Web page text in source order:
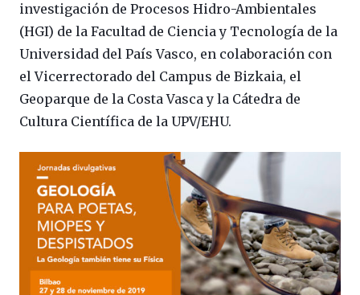
investigación de Procesos Hidro-Ambientales
(HGI) de la Facultad de Ciencia y Tecnología de la
Universidad del País Vasco, en colaboración con
el Vicerrectorado del Campus de Bizkaia, el
Geoparque de la Costa Vasca y la Cátedra de
Cultura Científica de la UPV/EHU.